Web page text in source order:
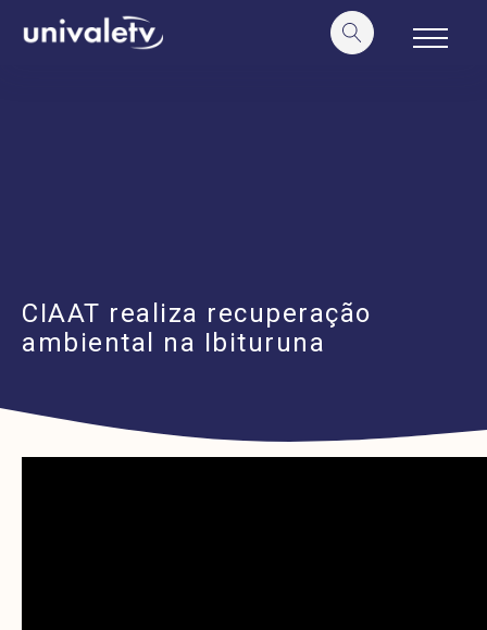
conteúdo
CIAAT realiza recuperação
ambiental na Ibituruna